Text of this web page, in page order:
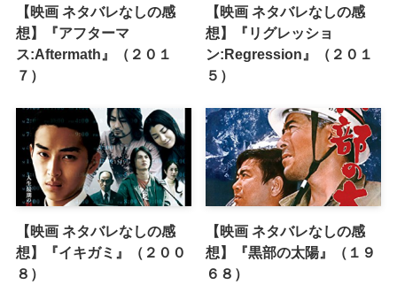
【映画 ネタバレなしの感
想】『アフターマ
ス:Aftermath』（２０１
７）
【映画 ネタバレなしの感
想】『リグレッショ
ン:Regression』（２０１
５）
【映画 ネタバレなしの感
想】『イキガミ』（２００
８）
【映画 ネタバレなしの感
想】『黒部の太陽』（１９
６８）